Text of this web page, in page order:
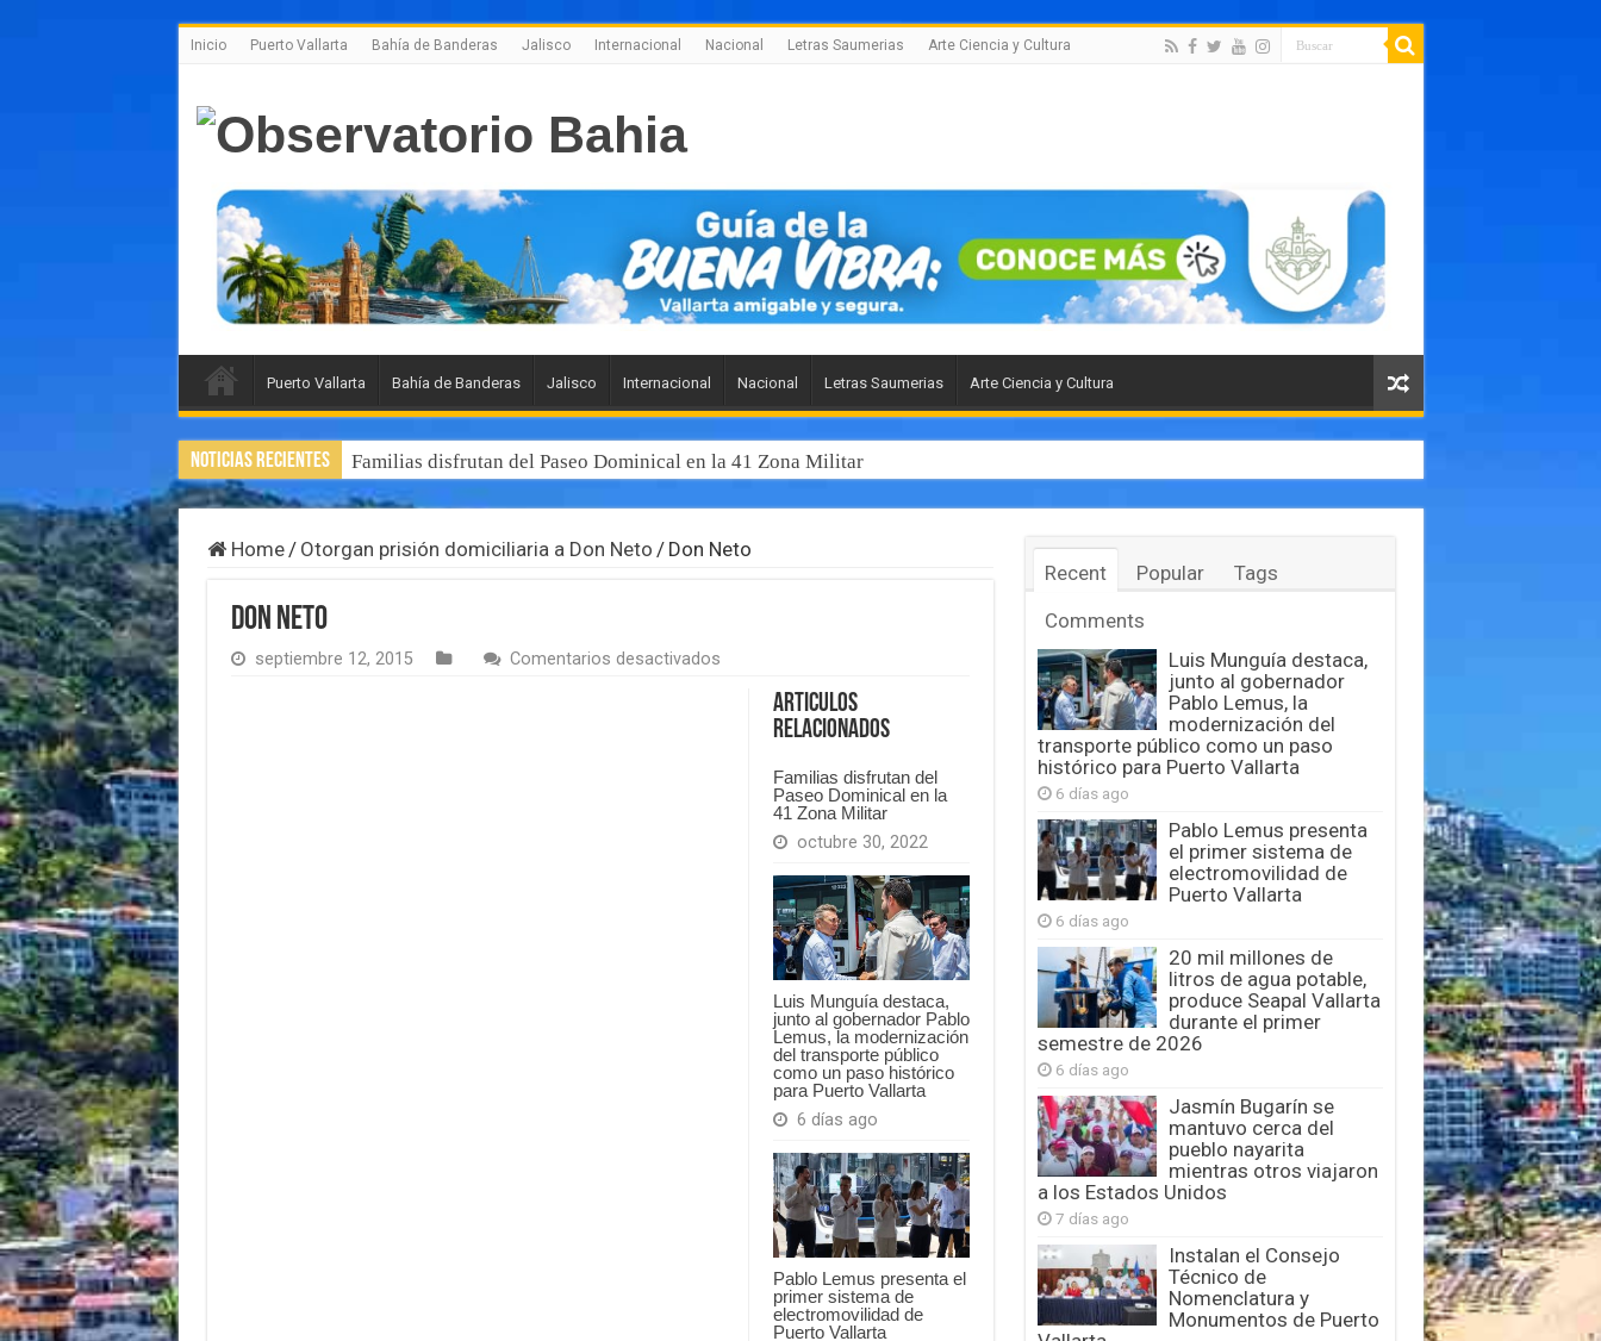
Inicio Puerto Vallarta Bahía de Banderas Jalisco Internacional Nacional Letras Saumerias Arte Ciencia y Cultura
Puerto Vallarta Bahía de Banderas Jalisco Internacional Nacional Letras Saumerias Arte Ciencia y Cultura
Noticias Recientes Familias disfrutan del Paseo Dominical en la 41 Zona Militar
Home/ Otorgan prisión domiciliaria a Don Neto / Don Neto
Don Neto
septiembre 12, 2015 Comentarios desactivadosen
Articulos
Relacionados
Familias disfrutan del
Paseo Dominical en la
41 Zona Militar
octubre 30, 2022
Luis Munguía destaca,
junto al gobernador Pablo
Lemus, la modernización
del transporte público
como un paso histórico
para Puerto Vallarta
6 días ago
Pablo Lemus presenta el
primer sistema de
electromovilidad de
Puerto Vallarta
Recent Popular
Tags
Comments
Luis Munguía destaca,
junto al gobernador
Pablo Lemus, la
modernización del
transporte público como un paso
histórico para Puerto Vallarta
6 días ago
Pablo Lemus presenta
el primer sistema de
electromovilidad de
Puerto Vallarta
6 días ago
20 mil millones de
litros de agua potable,
produce Seapal Vallarta
durante el primer
semestre de 2026
6 días ago
Jasmín Bugarín se
mantuvo cerca del
pueblo nayarita
mientras otros viajaron
a los Estados Unidos
7 días ago
Instalan el Consejo
Técnico de
Nomenclatura y
Monumentos de Puerto